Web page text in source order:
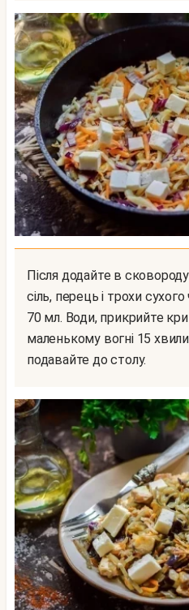
Після додайте в сковороду нарізану кубиками сир,
сіль, перець і трохи
70 мл. Води, прикрийте
маленькому вогні 15
подавайте до столу.